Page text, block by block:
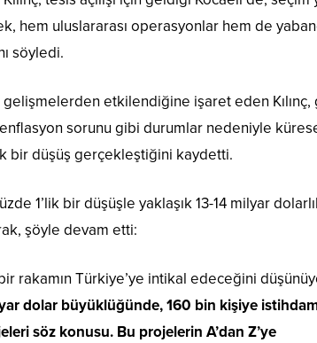
hem uluslararası operasyonlar hem de
söyledi.
gelişmelerden etkilendiğine işaret eden Kılınç,
enflasyon sorunu gibi durumlar nedeniyle
bir düşüş gerçekleştiğini kaydetti.
1’lik bir düşüşle yaklaşık 13-14 milyar
şöyle devam etti:
rakamın Türkiye’ye intikal edeceğini
dolar büyüklüğünde, 160 bin kişiye
söz konusu. Bu projelerin A’dan Z’ye